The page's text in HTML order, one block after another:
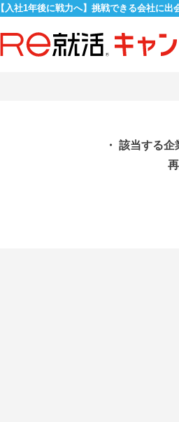
【入社1年後に戦力へ】挑戦できる会社に出
・ 該当する